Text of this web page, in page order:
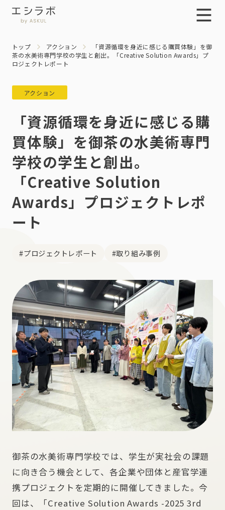
トップ アクション
「資源循環を身近に感じる購買体験」を御
茶の水美術専門学校の学生と創出。「Creative Solution Awards」プ
ロジェクトレポート
アクション
「資源循環を身近に感じる購
買体験」を御茶の水美術専門
学校の学生と創出。
「Creative Solution
Awards」プロジェクトレポ
ート
#プロジェクトレポート #取り組み事例
御茶の水美術専門学校では、学生が実社会の課題
に向き合う機会として、各企業や団体と産官学連
携プロジェクトを定期的に開催してきました。今
回は、「Creative Solution Awards -2025 3rd